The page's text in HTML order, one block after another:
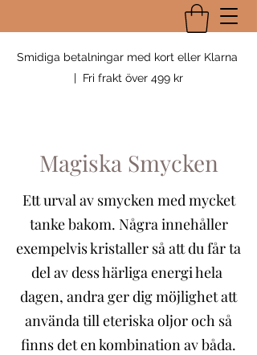
Smidiga betalningar med kort eller Klarna
| Fri frakt över 499 kr
Magiska Smycken
Ett urval av smycken med mycket
tanke bakom. Några innehåller
exempelvis kristaller så att du får ta
del av dess härliga energi hela
dagen, andra ger dig möjlighet att
använda till eteriska oljor och så
finns det en kombination av båda.